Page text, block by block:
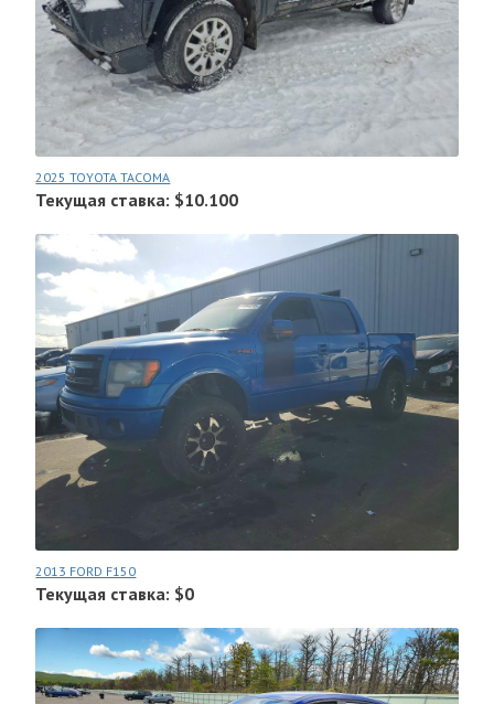
2025 TOYOTA TACOMA
Текущая ставка: $10.100
2013 FORD F150
Текущая ставка: $0